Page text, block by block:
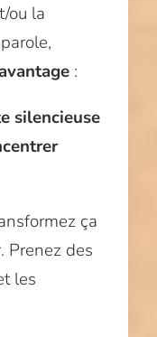
ou la
:
silencieuse
ça
Prenez des
les